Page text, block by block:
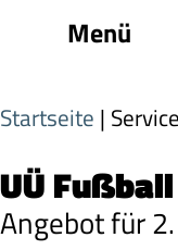
Menü
Startseite | Service
UÜ Fußball
Angebot für